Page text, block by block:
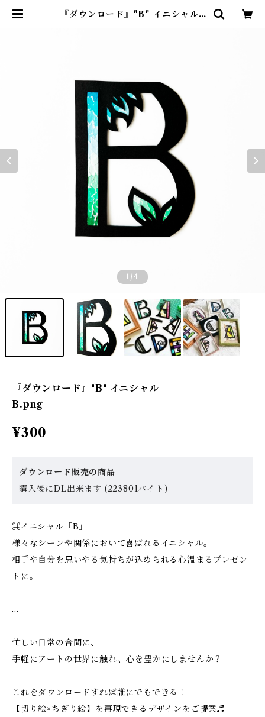
『ダウンロード』"B" イニシャル |
1 /4
『ダウンロード』"B" イニシャル
B.png
¥300
ダウンロード販売の商品
購入後にDL出来ます (223801バイト)
⌘イニシャル「B」
様々なシーンや関係において喜ばれるイニシャル。
相手や自分を思いやる気持ちが込められる心温まるプレゼン
トに。
…
忙しい日常の合間に、
手軽にアートの世界に触れ、心を豊かにしませんか？
これをダウンロードすれば誰にでもできる！
【切り絵×ちぎり絵】を再現できるデザインをご提案♬